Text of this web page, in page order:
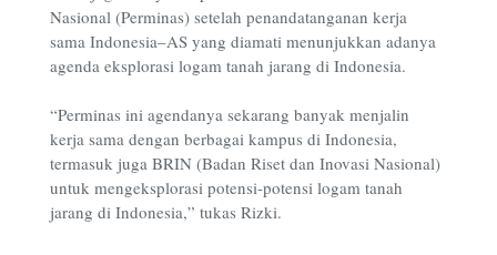
Nasional (Perminas) setelah penandatanganan kerja
sama Indonesia–AS yang diamati menunjukkan adanya
agenda eksplorasi logam tanah jarang di Indonesia.
“Perminas ini agendanya sekarang banyak menjalin
kerja sama dengan berbagai kampus di Indonesia,
termasuk juga BRIN (Badan Riset dan Inovasi Nasional)
untuk mengeksplorasi potensi-potensi logam tanah
jarang di Indonesia,” tukas Rizki.